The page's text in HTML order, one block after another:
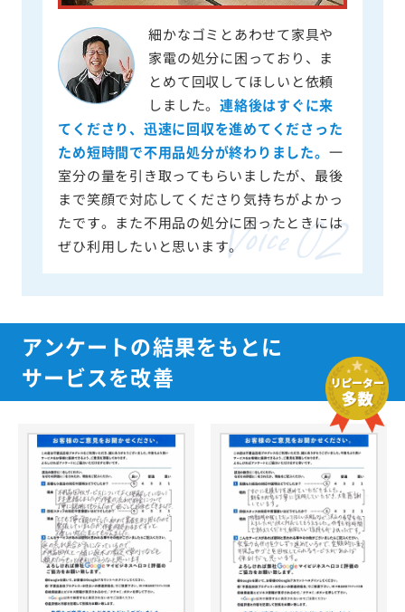
細かなゴミとあわせて家具や
家電の処分に困っており、ま
とめて回収してほしいと依頼
しました。連絡後はすぐに来
てくださり、迅速に回収を進めてくださった
ため短時間で不用品処分が終わりました。 一
室分の量を引き取ってもらいましたが、最後
まで笑顔で対応してくださり気持ちがよかっ
たです。また不用品の処分に困ったときには
ぜひ利用したいと思います。
アンケートの結果をもとに
サービスを改善